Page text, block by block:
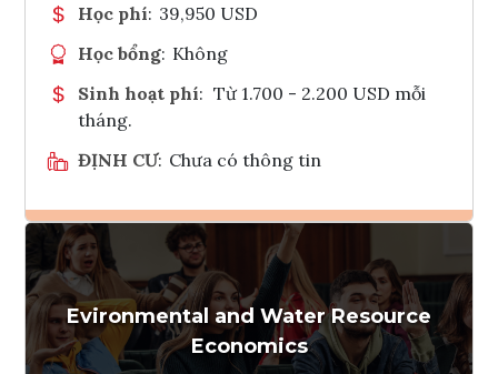
Học phí: 39,950 USD
Học bổng: Không
Sinh hoạt phí: Từ 1.700 - 2.200 USD mỗi
tháng.
ĐỊNH CƯ: Chưa có thông tin
Ghi danh
Tham vấn Interlink
Evironmental and Water Resource
Economics